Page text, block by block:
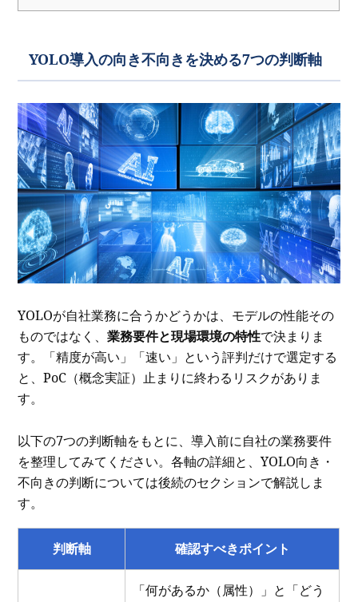
YOLO導入の向き不向きを決める7つの判断軸
YOLOが自社業務に合うかどうかは、モデルの性能その
ものではなく、業務要件と現場環境の特性で決まりま
す。「精度が高い」「速い」という評判だけで選定する
と、PoC（概念実証）止まりに終わるリスクがありま
す。
以下の7つの判断軸をもとに、導入前に自社の業務要件
を整理してみてください。各軸の詳細と、YOLO向き・
不向きの判断については後続のセクションで解説しま
す。
判断軸 確認すべきポイント
「何があるか（属性）」と「どう